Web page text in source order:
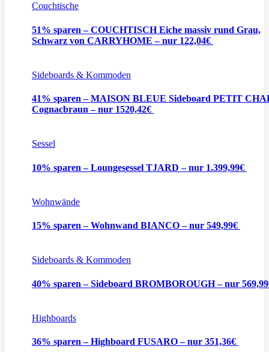
Couchtische
51% sparen – COUCHTISCH Eiche massiv rund Grau,
Schwarz von CARRYHOME – nur 122,04€
Sideboards & Kommoden
41% sparen – MAISON BLEUE Sideboard PETIT
Cognacbraun – nur 1520,42€
Sessel
10% sparen – Loungesessel TJARD – nur 1.399,99€
Wohnwände
15% sparen – Wohnwand BIANCO – nur 549,99€
Sideboards & Kommoden
40% sparen – Sideboard BROMBOROUGH – nur
Highboards
36% sparen – Highboard FUSARO – nur 351,36€